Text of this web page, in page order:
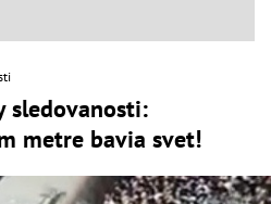
sledovanosti:
metre bavia svet!